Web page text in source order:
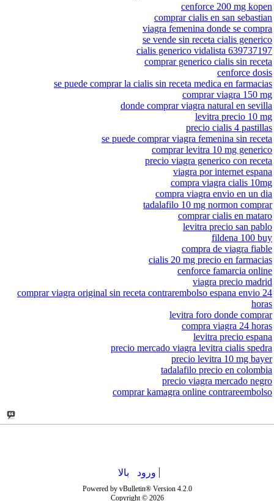
cenforce 200 mg kopen
comprar cialis en san sebastian
viagra femenina donde se compra
se vende sin receta cialis generico
cialis generico vidalista 639737197
comprar generico cialis sin receta
cenforce dosis
se puede comprar la cialis sin receta medica en farmacias
comprar viagra 150 mg
donde comprar viagra natural en sevilla
levitra precio 10 mg
precio cialis 4 pastillas
se puede comprar viagra femenina sin receta
comprar levitra 10 mg generico
precio viagra generico con receta
viagra por internet espana
compra viagra cialis 10mg
compra viagra envio en un dia
tadalafilo 10 mg normon comprar
comprar cialis en mataro
levitra precio san pablo
fildena 100 buy
compra de viagra fiable
cialis 20 mg precio en farmacias
cenforce famarcia online
viagra precio madrid
comprar viagra original sin receta contrarembolso espana envio 24
horas
levitra foro donde comprar
compra viagra 24 horas
levitra precio espana
precio mercado viagra levitra cialis spedra
precio levitra 10 mg bayer
tadalafilo precio en colombia
precio viagra mercado negro
comprar kamagra online contrareembolso
ورود بالا
Powered by vBulletin® Version 4.2.0
Copyright © 2026